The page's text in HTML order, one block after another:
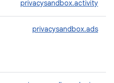
privacysandbox.activity
privacysandbox.ads